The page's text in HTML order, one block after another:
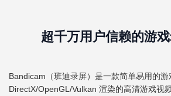
超千万用户信赖的游
Bandicam（班迪录屏）是一款简单易用的
DirectX/OpenGL/Vulkan 渲染的高清游戏视